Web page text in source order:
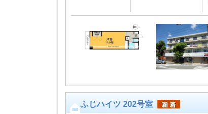
ふじハイツ 202号室